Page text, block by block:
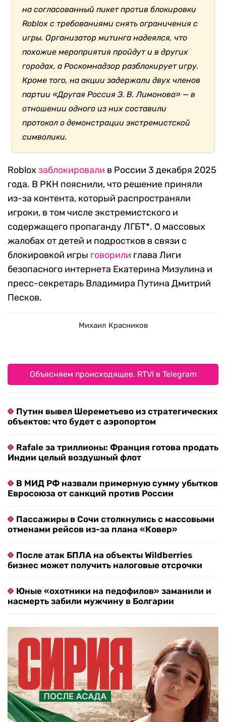
на согласованный пикет против блокировки
Roblox с требованиями снять ограничения с
игры. Организатор митинга надеялся, что
похожие мероприятия пройдут и в других
городах, а Роскомнадзор разблокирует игру.
Кроме того, на акции задержали двух членов
партии «Другая Россия Э. В. Лимонова» — в
отношении одного из них составили
протокол о демонстрации экстремистской
символики.
Roblox заблокировали в России 3 декабря 2025
года. В РКН пояснили, что решение приняли
из-за контента, который распространяли
игроки, в том числе экстремистского и
содержащего пропаганду ЛГБТ*. О массовых
жалобах от детей и подростков в связи с
блокировкой игры говорили глава Лиги
безопасного интернета Екатерина Мизулина и
пресс-секретарь Владимира Путина Дмитрий
Песков.
Михаил Красников
Объясняем происходящее. RTVI в Telegram
Путин вывел Шереметьево из стратегических
объектов: что будет с аэропортом
Rafale за триллионы: Франция готова продать
Индии целый воздушный флот
В МИД РФ назвали примерную сумму убытков
Евросоюза от санкций против России
Пассажиры в Сочи столкнулись с массовыми
отменами рейсов из-за плана «Ковер»
После атак БПЛА на объекты Wildberries
бизнес может получить налоговые отсрочки
Юные «охотники на педофилов» заманили и
насмерть забили мужчину в Болгарии